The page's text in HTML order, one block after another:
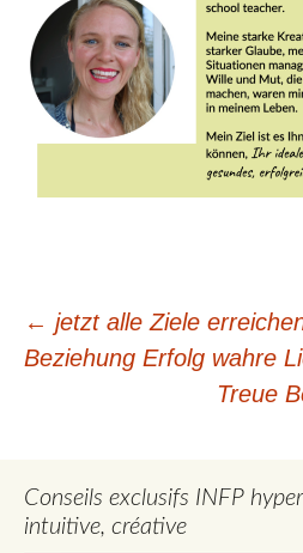
← jetzt alle Ziele
Beziehung Erfolg wahre
Treue
Conseils exclusifs INFP
intuitive, créative